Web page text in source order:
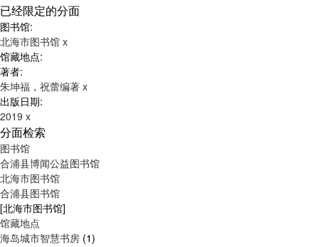
已经限定的分面
图书馆:
北海市图书馆 x
馆藏地点:
著者:
朱坤福，祝蕾编著 x
出版日期:
2019 x
分面检索
图书馆
合浦县博闻公益图书馆
北海市图书馆
合浦县图书馆
[北海市图书馆]
馆藏地点
海岛城市智慧书房 (1)